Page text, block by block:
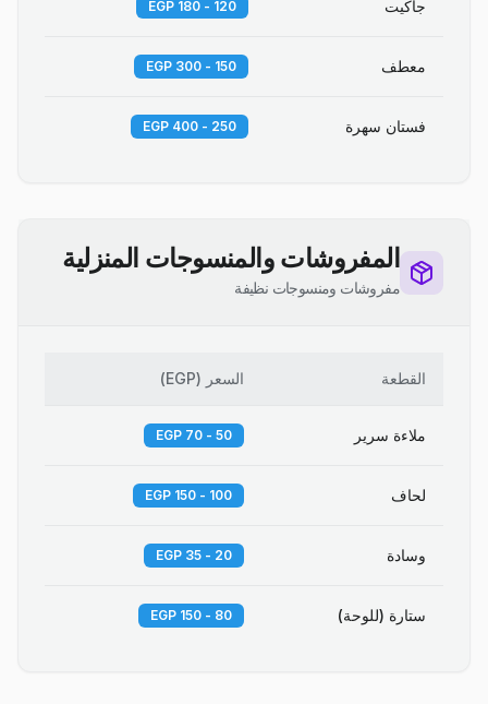
جاكيت 120 - 180 EGP
معطف 150 - 300 EGP
فستان سهرة 250 - 400 EGP
المفروشات والمنسوجات المنزلية
مفروشات ومنسوجات نظيفة
القطعة السعر (
EGP
)
ملاءة سرير 50 - 70 EGP
لحاف 100 - 150 EGP
وسادة 20 - 35 EGP
ستارة (للوحة) 80 - 150 EGP